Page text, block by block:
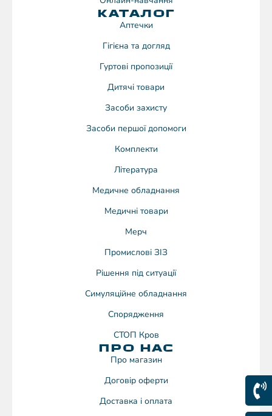
КАТАЛОГ
Аптечки
Гігієна та догляд
Гуртові пропозиції
Дитячі товари
Засоби захисту
Засоби першої допомоги
Комплекти
Література
Медичне обладнання
Медичні товари
Мерч
Промислові ЗІЗ
Рішення під ситуації
Симуляційне обладнання
Спорядження
СТОП Кров
ПРО НАС
Про магазин
Договiр оферти
Доставка і оплата